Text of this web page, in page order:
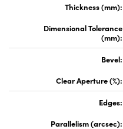
Thickness (mm):
Dimensional Tolerance
(mm):
Bevel:
Clear Aperture (%):
Edges:
Parallelism (arcsec):